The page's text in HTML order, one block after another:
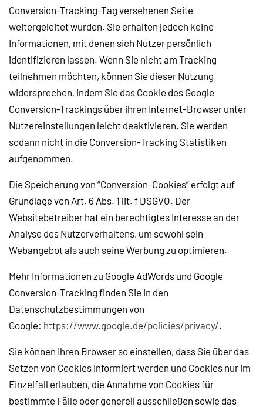
Conversion-Tracking-Tag versehenen Seite
weitergeleitet wurden. Sie erhalten jedoch keine
Informationen, mit denen sich Nutzer persönlich
identifizieren lassen. Wenn Sie nicht am Tracking
teilnehmen möchten, können Sie dieser Nutzung
widersprechen, indem Sie das Cookie des Google
Conversion-Trackings über ihren Internet-Browser unter
Nutzereinstellungen leicht deaktivieren. Sie werden
sodann nicht in die Conversion-Tracking Statistiken
aufgenommen.
Die Speicherung von “Conversion-Cookies” erfolgt auf
Grundlage von Art. 6 Abs. 1 lit. f DSGVO. Der
Websitebetreiber hat ein berechtigtes Interesse an der
Analyse des Nutzerverhaltens, um sowohl sein
Webangebot als auch seine Werbung zu optimieren.
Mehr Informationen zu Google AdWords und Google
Conversion-Tracking finden Sie in den
Datenschutzbestimmungen von
Google: https://www.google.de/policies/privacy/.
Sie können Ihren Browser so einstellen, dass Sie über das
Setzen von Cookies informiert werden und Cookies nur im
Einzelfall erlauben, die Annahme von Cookies für
bestimmte Fälle oder generell ausschließen sowie das